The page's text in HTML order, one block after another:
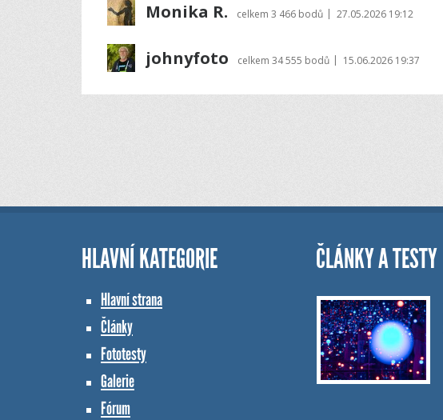
Monika R. celkem 3 466 bodů | 27.05.2026 19:12
johnyfoto celkem 34 555 bodů | 15.06.2026 19:37
HLAVNÍ KATEGORIE
Hlavní strana
Články
Fototesty
Galerie
Fórum
ČLÁNKY A TESTY